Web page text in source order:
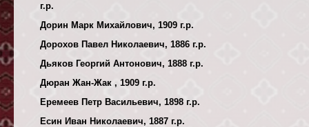
г.р.
Дорин Марк Михайлович, 1909 г.р.
Дорохов Павел Николаевич, 1886 г.р.
Дьяков Георгий Антонович, 1888 г.р.
Дюран Жан-Жак , 1909 г.р.
Еремеев Петр Васильевич, 1898 г.р.
Есин Иван Николаевич, 1887 г.р.